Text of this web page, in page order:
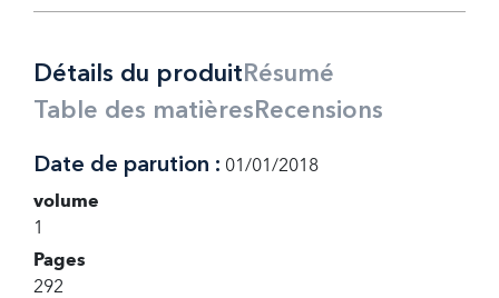
Détails du produit Résumé
Table des matières Recensions
Date de parution : 01/01/2018
volume
1
Pages
292